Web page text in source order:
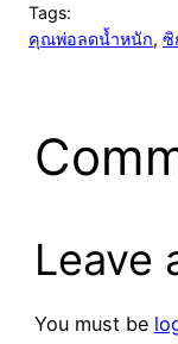
Tags:
คุณพ่อลดน้ำหนัก, ซิ
Leave
You must be